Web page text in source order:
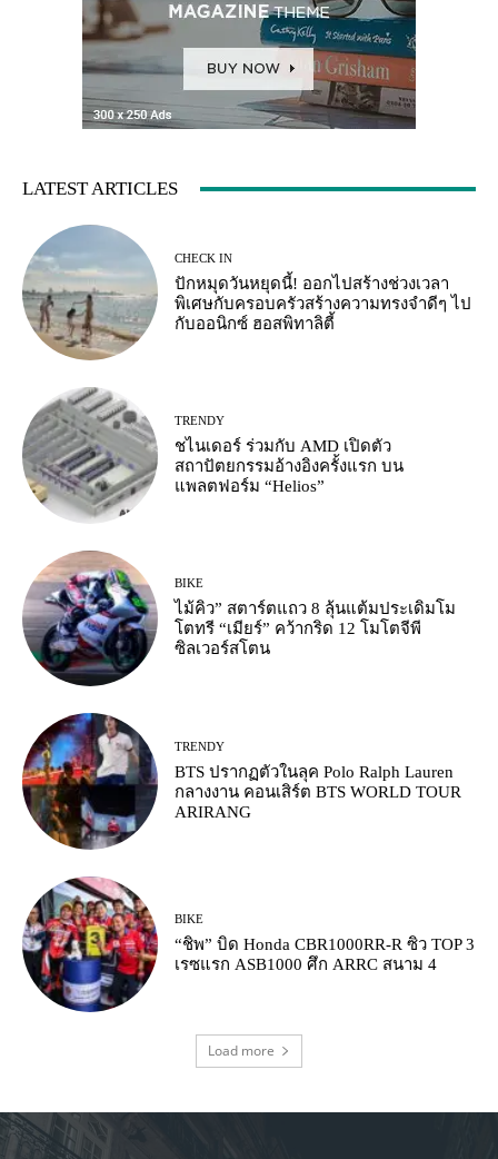
LATEST ARTICLES
CHECK IN
ปักหมุดวันหยุดนี้! ออกไปสร้างช่วงเวลา
พิเศษกับครอบครัวสร้างความทรงจำดีๆ ไป
กับออนิกซ์ ฮอสพิทาลิตี้
TRENDY
ชไนเดอร์ ร่วมกับ AMD เปิดตัว
สถาปัตยกรรมอ้างอิงครั้งแรก บน
แพลตฟอร์ม “Helios”
BIKE
ไม้คิว” สตาร์ตแถว 8 ลุ้นแต้มประเดิมโม
โตทรี “เมียร์” คว้ากริด 12 โมโตจีพี
ซิลเวอร์สโตน
TRENDY
BTS ปรากฏตัวในลุค Polo Ralph Lauren
กลางงาน คอนเสิร์ต BTS WORLD TOUR
ARIRANG
BIKE
“ชิพ” บิด Honda CBR1000RR-R ซิว TOP 3
เรซแรก ASB1000 ศึก ARRC สนาม 4
Load more